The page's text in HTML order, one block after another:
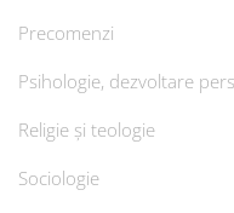
Precomenzi
Psihologie, dezvoltare
Religie și teologie
Sociologie